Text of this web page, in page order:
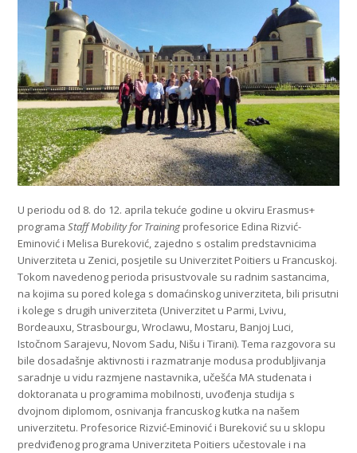
U periodu od 8. do 12. aprila tekuće godine u okviru Erasmus+
programaStaff Mobility for Training profesorice Edina Rizvić-
Eminović i Melisa Bureković, zajedno s ostalim predstavnicima
Univerziteta u Zenici, posjetile su Univerzitet Poitiers u Francuskoj.
Tokom navedenog perioda prisustvovale su radnim sastancima,
na kojima su pored kolega s domaćinskog univerziteta, bili prisutni
i kolege s drugih univerziteta (Univerzitet u Parmi, Lvivu,
Bordeauxu, Strasbourgu, Wroclawu, Mostaru, Banjoj Luci,
Istočnom Sarajevu, Novom Sadu, Nišu i Tirani). Tema razgovora su
bile dosadašnje aktivnosti i razmatranje modusa produbljivanja
saradnje u vidu razmjene nastavnika, učešća MA studenata i
doktoranata u programima mobilnosti, uvođenja studija s
dvojnom diplomom, osnivanja francuskog kutka na našem
univerzitetu. Profesorice Rizvić-Eminović i Bureković su u sklopu
predviđenog programa Univerziteta Poitiers učestovale i na